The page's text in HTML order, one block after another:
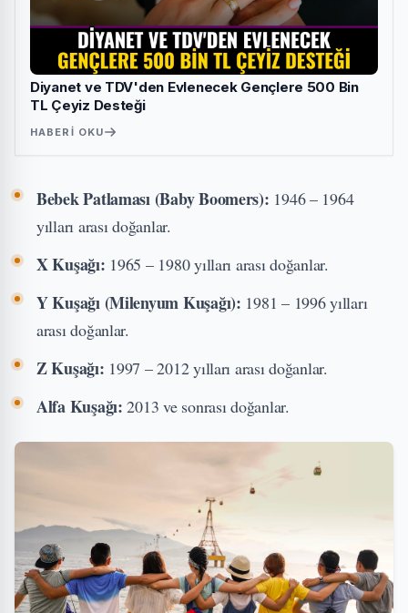
Diyanet ve TDV'den Evlenecek Gençlere 500 Bin
TL Çeyiz Desteği
HABERI OKU
Bebek Patlaması (Baby Boomers): 1946 – 1964
yılları arası doğanlar.
X Kuşağı: 1965 – 1980 yılları arası doğanlar.
Y Kuşağı (Milenyum Kuşağı): 1981 – 1996 yılları
arası doğanlar.
Z Kuşağı: 1997 – 2012 yılları arası doğanlar.
Alfa Kuşağı: 2013 ve sonrası doğanlar.